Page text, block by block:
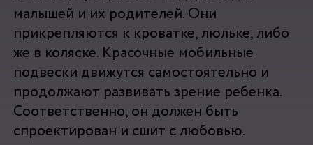
малышей и их родителей. Они
прикрепляются к кроватке, люльке, либо
же в коляске. Красочные мобильные
подвески движутся самостоятельно и
продолжают развивать зрение ребенка.
Соответственно, он должен быть
спроектирован и сшит с любовью.